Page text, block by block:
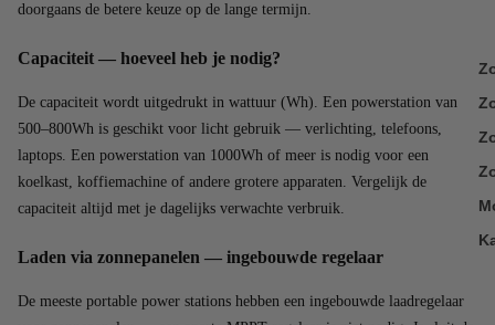
doorgaans de betere keuze op de lange termijn.
Capaciteit — hoeveel heb je nodig?
De capaciteit wordt uitgedrukt in wattuur (Wh). Een powerstation van
500–800Wh is geschikt voor licht gebruik — verlichting, telefoons,
laptops. Een powerstation van 1000Wh of meer is nodig voor een
koelkast, koffiemachine of andere grotere apparaten. Vergelijk de
capaciteit altijd met je dagelijks verwachte verbruik.
Laden via zonnepanelen — ingebouwde regelaar
De meeste portable power stations hebben een ingebouwde laadregelaar